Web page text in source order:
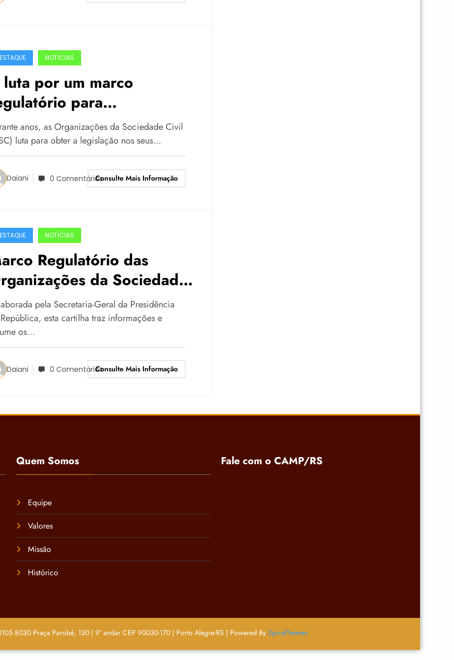
NOTÍCIAS
por um marco
para
da Sociedade
anos, as Organizações da Sociedade Civil
luta para obter a legislação nos seus…
Daiani 0 ComentáriosConsulte Mais Informação
NOTÍCIAS
Regulatório das
da Sociedade
pela Secretaria-Geral da Presidência
esta cartilha traz informações e
os…
Daiani 0 ComentáriosConsulte Mais Informação
Quem Somos
Equipe
Valores
Missão
Histórico
Fale com o CAMP/RS
8030 Praça Parobé, 130 | 9º andar CEP 90030-170 | Porto Alegre-RS | Powered By SpiceThemes